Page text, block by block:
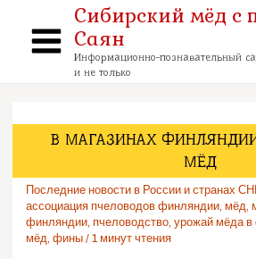
содержимому
Main
Сибирский мёд с
Саян
Информационно-познавательный
и не только
В МАГАЗИНАХ
МЁД
Последние новости в России и странах
ассоциация пчеловодов финляндии ,мёд ,
финляндии ,пчеловодство ,урожай мёда
мёд ,фины /1 минут чтения